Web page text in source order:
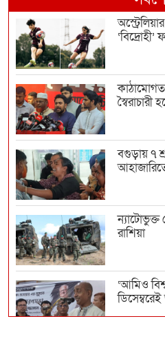
‘বিদ্রোহী’
স্বৈরাচারী
বগুড়ায় ৭
ন্যাটোভুক্ত
রাশিয়া
‘আমিও